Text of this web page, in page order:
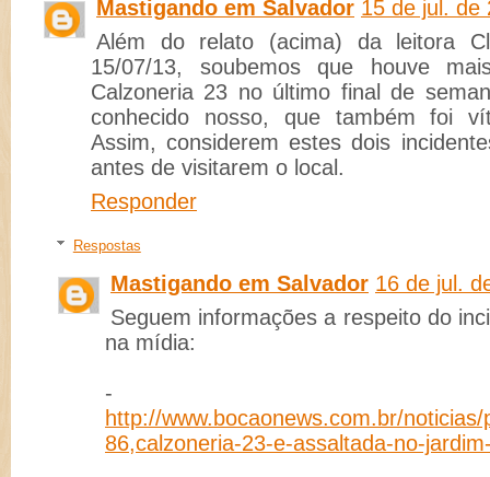
Mastigando em Salvador 15 de jul. de
Além do relato (acima) da leitora
15/07/13, soubemos que houve
Calzoneria 23 no último final de
conhecido nosso, que também foi
Assim, considerem estes dois
antes de visitarem o local.
Responder
Respostas
Mastigando em Salvador 16 de jul.
Seguem informações a respeito do
na mídia:
-
http://www.bocaonews.com.br/
86,calzoneria-23-e-assaltada-no-